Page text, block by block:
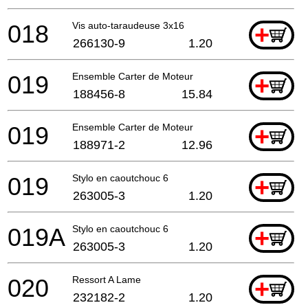
Vis auto-taraudeuse 3x16 +
018 266130-9 1.20
Ensemble Carter de Moteur +
019 188456-8 15.84
Ensemble Carter de Moteur +
019 188971-2 12.96
Stylo en caoutchouc 6 +
019 263005-3 1.20
Stylo en caoutchouc 6 +
019A 263005-3 1.20
Ressort A Lame +
020 232182-2 1.20